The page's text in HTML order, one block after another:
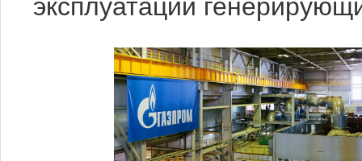
эксплуатации